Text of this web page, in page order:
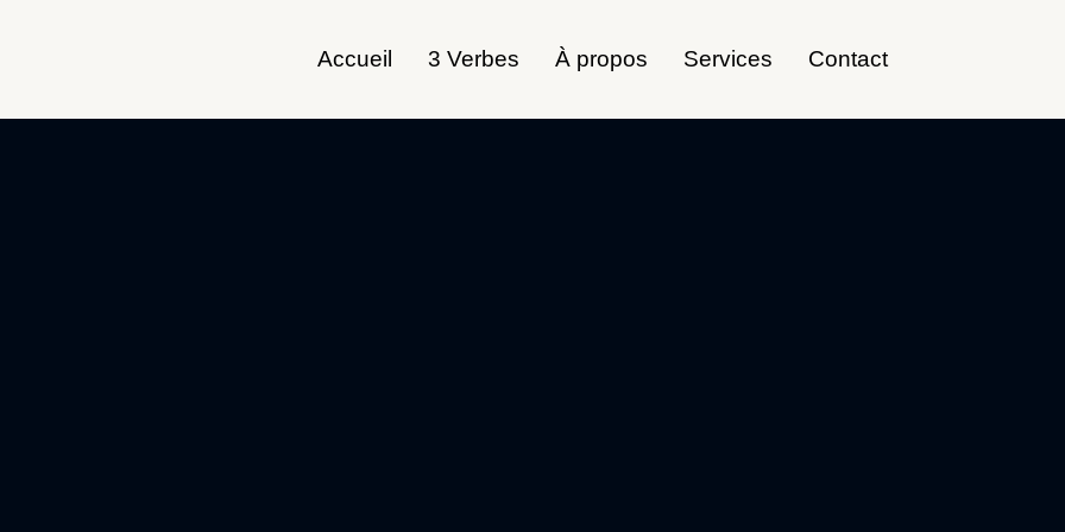
Accueil 3 Verbes À propos Services Contact